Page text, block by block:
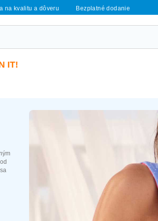
na kvalitu a dôveru Bezplatné dodanie
IT!